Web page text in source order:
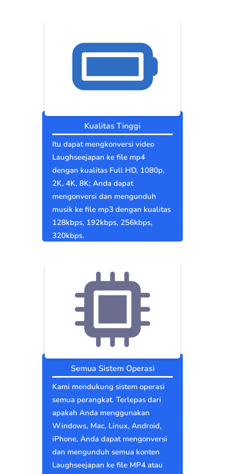
Kualitas Tinggi
Itu dapat mengkonversi video
Laughseejapan ke file mp4
dengan kualitas Full HD, 1080p,
2K, 4K, 8K; Anda dapat
mengonversi dan mengunduh
musik ke file mp3 dengan kualitas
128kbps, 192kbps, 256kbps,
320kbps.
Semua Sistem Operasi
Kami mendukung sistem operasi
semua perangkat. Terlepas dari
apakah Anda menggunakan
Windows, Mac, Linux, Android,
iPhone, Anda dapat mengonversi
dan mengunduh semua konten
Laughseejapan ke file MP4 atau